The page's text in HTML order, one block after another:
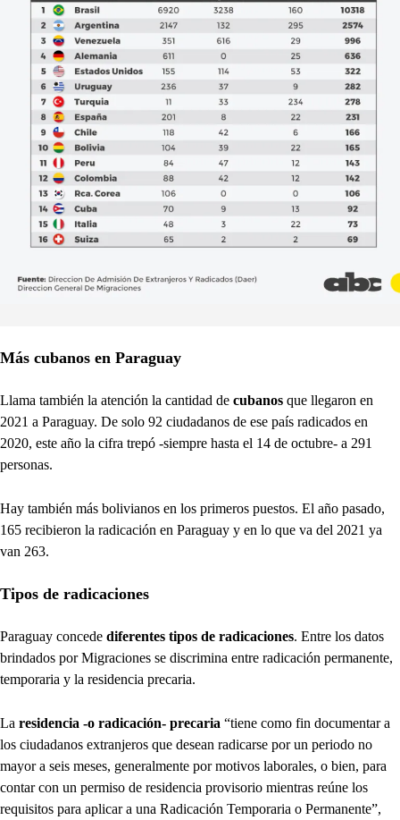
Más cubanos en Paraguay
Llama también la atención la cantidad de cubanos que llegaron en
2021 a Paraguay. De solo 92 ciudadanos de ese país radicados en
2020, este año la cifra trepó -siempre hasta el 14 de octubre- a 291
personas.
Hay también más bolivianos en los primeros puestos. El año pasado,
165 recibieron la radicación en Paraguay y en lo que va del 2021 ya
van 263.
Tipos de radicaciones
Paraguay concede diferentes tipos de radicaciones. Entre los datos
brindados por Migraciones se discrimina entre radicación permanente,
temporaria y la residencia precaria.
La residencia -o radicación- precaria “tiene como fin documentar a
los ciudadanos extranjeros que desean radicarse por un periodo no
mayor a seis meses, generalmente por motivos laborales, o bien, para
contar con un permiso de residencia provisorio mientras reúne los
requisitos para aplicar a una Radicación Temporaria o Permanente”,